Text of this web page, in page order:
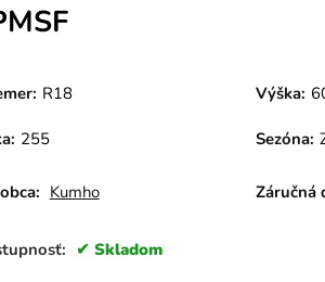
R18 Výška:
255 Sezóna:
Kumho Záručná
Skladom